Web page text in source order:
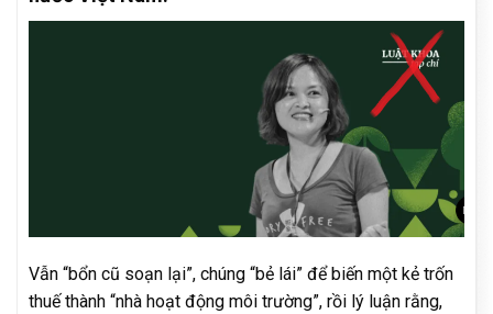
Vẫn “bổn cũ soạn lại”, chúng “bẻ lái” để biến một kẻ trốn
thuế thành “nhà hoạt động môi trường”, rồi lý luận rằng,